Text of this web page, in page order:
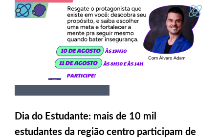
Dia do Estudante: mais de 10 mil
estudantes da região centro participam de